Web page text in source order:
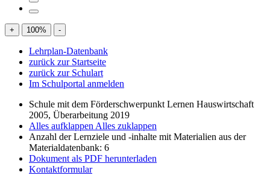
+ 100% -
Lehrplan-Datenbank
zurück zur Startseite
zurück zur Schulart
Im Schulportal anmelden
Schule mit dem Förderschwerpunkt Lernen Hauswirtschaft
2005, Überarbeitung 2019
Alles aufklappen Alles zuklappen
Anzahl der Lernziele und -inhalte mit Materialien aus der
Materialdatenbank: 6
Dokument als PDF herunterladen
Kontaktformular